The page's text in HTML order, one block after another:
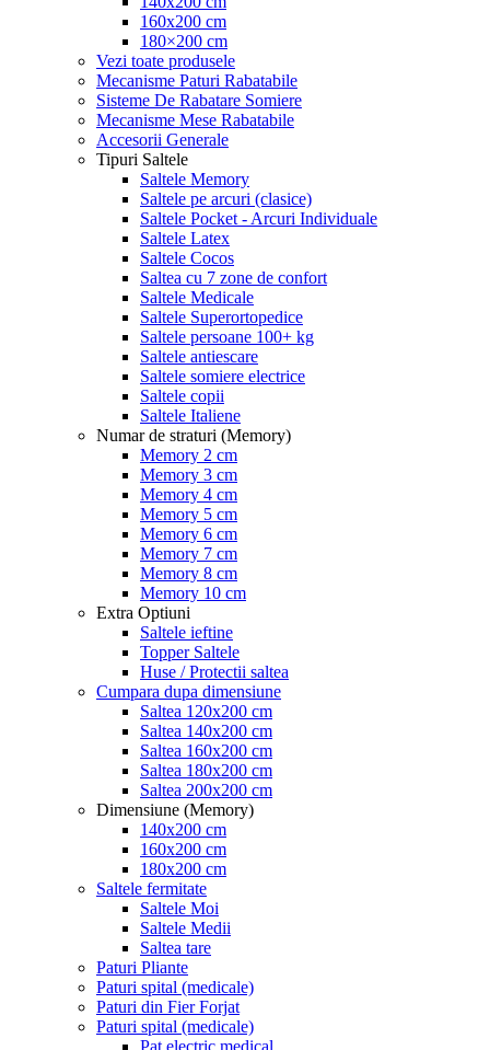
160x200 cm
180×200 cm
Vezi toate produsele
Mecanisme Paturi Rabatabile
Sisteme De Rabatare Somiere
Mecanisme Mese Rabatabile
Accesorii Generale
Tipuri Saltele
Saltele Memory
Saltele pe arcuri (clasice)
Saltele Pocket - Arcuri Individuale
Saltele Latex
Saltele Cocos
Saltea cu 7 zone de confort
Saltele Medicale
Saltele Superortopedice
Saltele persoane 100+ kg
Saltele antiescare
Saltele somiere electrice
Saltele copii
Saltele Italiene
Numar de straturi (Memory)
Memory 2 cm
Memory 3 cm
Memory 4 cm
Memory 5 cm
Memory 6 cm
Memory 7 cm
Memory 8 cm
Memory 10 cm
Extra Optiuni
Saltele ieftine
Topper Saltele
Huse / Protectii saltea
Cumpara dupa dimensiune
Saltea 120x200 cm
Saltea 140x200 cm
Saltea 160x200 cm
Saltea 180x200 cm
Saltea 200x200 cm
Dimensiune (Memory)
140x200 cm
160x200 cm
180x200 cm
Saltele fermitate
Saltele Moi
Saltele Medii
Saltea tare
Paturi Pliante
Paturi spital (medicale)
Paturi din Fier Forjat
Paturi spital (medicale)
Pat electric medical